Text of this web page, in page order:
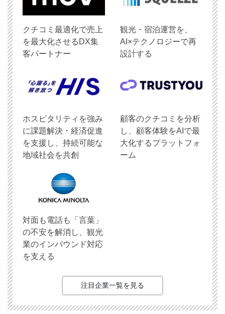
クチコミ最適化で売上
を最大化させるDX集
客パートナー
観光・宿泊運営を、
AI×テクノロジーで再
設計する
ホスピタリティを強み
に課題解決・経済促進
を支援し、持続可能な
地域社会を共創
顧客のクチコミを分析
し、顧客体験をAIで最
大化するプラットフォ
ーム
対面も電話も「言葉」
の不安を解消し、観光
業のインバウンド対応
を支える
注目企業一覧を見る